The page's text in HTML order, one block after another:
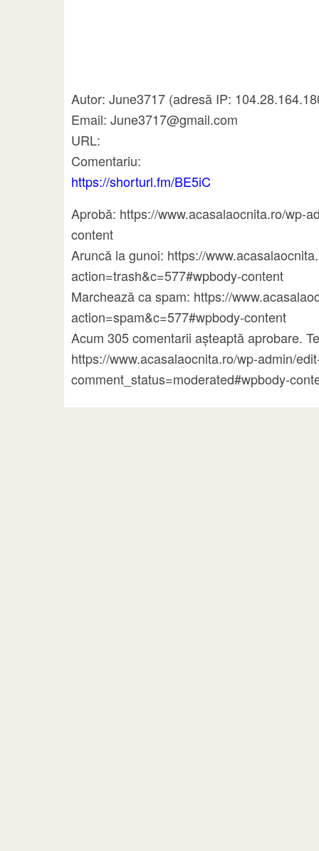
Autor: June3717 (adresă IP:
Email: June3717@gmail.com
URL:
Comentariu:
https://shorturl.fm/BE5iC
Aprobă: https://www.acasalaocnita.ro/wp-
content
Aruncă la gunoi: https://
action=trash&c=577#wpbody-content
Marchează ca spam: https://
action=spam&c=577#wpbody-content
Acum 305 comentarii așteaptă aprobare.
https://www.acasalaocnita.ro/wp-admin/
comment_status=moderated#wpbody-